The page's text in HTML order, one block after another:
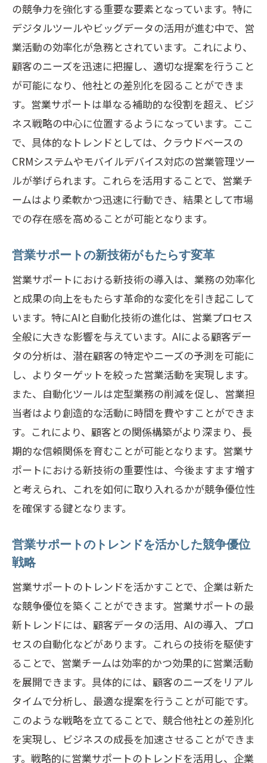
の競争力を強化する重要な要素となっています。特に
デジタルツールやビッグデータの活用が進む中で、営
業活動の効率化が急務とされています。これにより、
顧客のニーズを迅速に把握し、適切な提案を行うこと
が可能になり、他社との差別化を図ることができま
す。営業サポートは単なる補助的な役割を超え、ビジ
ネス戦略の中心に位置するようになっています。ここ
で、具体的なトレンドとしては、クラウドベースの
CRMシステムやモバイルデバイス対応の営業管理ツー
ルが挙げられます。これらを活用することで、営業チ
ームはより柔軟かつ迅速に行動でき、結果として市場
での存在感を高めることが可能となります。
営業サポートの新技術がもたらす変革
営業サポートにおける新技術の導入は、業務の効率化
と成果の向上をもたらす革命的な変化を引き起こして
います。特にAIと自動化技術の進化は、営業プロセス
全般に大きな影響を与えています。AIによる顧客デー
タの分析は、潜在顧客の特定やニーズの予測を可能に
し、よりターゲットを絞った営業活動を実現します。
また、自動化ツールは定型業務の削減を促し、営業担
当者はより創造的な活動に時間を費やすことができま
す。これにより、顧客との関係構築がより深まり、長
期的な信頼関係を育むことが可能となります。営業サ
ポートにおける新技術の重要性は、今後ますます増す
と考えられ、これを如何に取り入れるかが競争優位性
を確保する鍵となります。
営業サポートのトレンドを活かした競争優位
戦略
営業サポートのトレンドを活かすことで、企業は新た
な競争優位を築くことができます。営業サポートの最
新トレンドには、顧客データの活用、AIの導入、プロ
セスの自動化などがあります。これらの技術を駆使す
ることで、営業チームは効率的かつ効果的に営業活動
を展開できます。具体的には、顧客のニーズをリアル
タイムで分析し、最適な提案を行うことが可能です。
このような戦略を立てることで、競合他社との差別化
を実現し、ビジネスの成長を加速させることができま
す。戦略的に営業サポートのトレンドを活用し、企業